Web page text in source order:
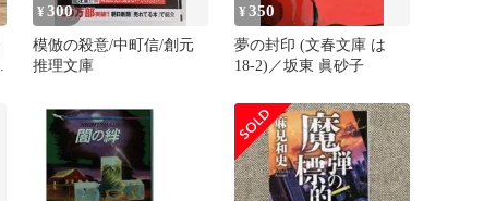
¥300
模倣の殺意/中町信/創元
推理文庫
¥350
夢の封印 (文春文庫 は
18-2)／坂東 眞砂子